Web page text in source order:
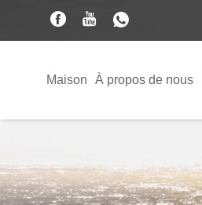
Maison À propos de nous